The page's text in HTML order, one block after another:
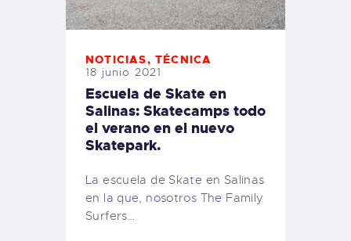
NOTICIAS,TÉCNICA
18 junio 2021
Escuela de Skate en
Salinas: Skatecamps todo
el verano en el nuevo
Skatepark.
La escuela de Skate en Salinas
en la que, nosotros The Family
Surfers…